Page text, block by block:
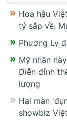
Hoa hậu
tỷ sắp về:
Phương Ly
Mỹ nhân
Diễn đỉnh
lượng
Hai màn
showbiz Việt